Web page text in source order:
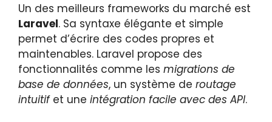
Un des meilleurs frameworks du marché est
Laravel. Sa syntaxe élégante et simple
permet d’écrire des codes propres et
maintenables. Laravel propose des
fonctionnalités comme les migrations de
base de données, un système de routage
intuitifet une intégration facile avec des API.